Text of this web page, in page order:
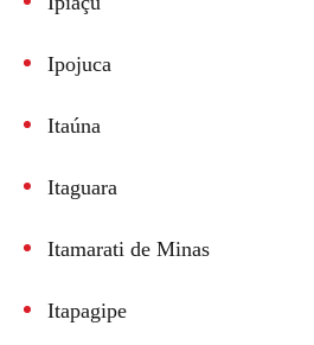
Ipojuca
Itaúna
Itaguara
Itamarati de Minas
Itapagipe